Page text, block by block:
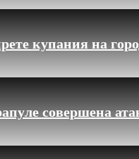
купания на
совершена